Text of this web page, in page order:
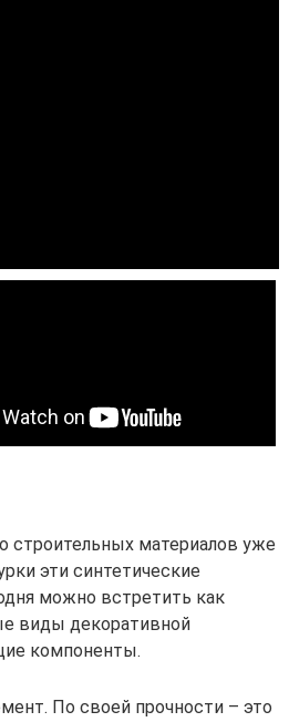
строительных материалов уже
эти синтетические
можно встретить как
виды декоративной
компоненты.
По своей прочности – это